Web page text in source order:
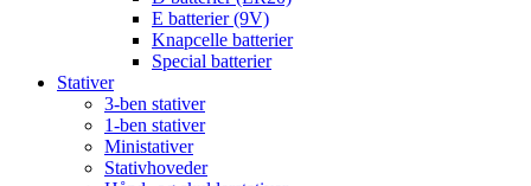
E batterier (9V)
Knapcelle batterier
Special batterier
Stativer
3-ben stativer
1-ben stativer
Ministativer
Stativhoveder